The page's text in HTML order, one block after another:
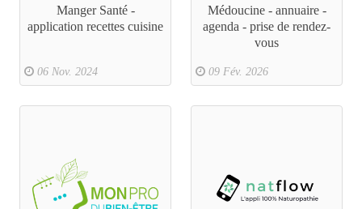
Manger Santé -
application recettes cuisine
06 Nov. 2024
Médoucine - annuaire -
agenda - prise de rendez-
vous
09 Fév. 2026